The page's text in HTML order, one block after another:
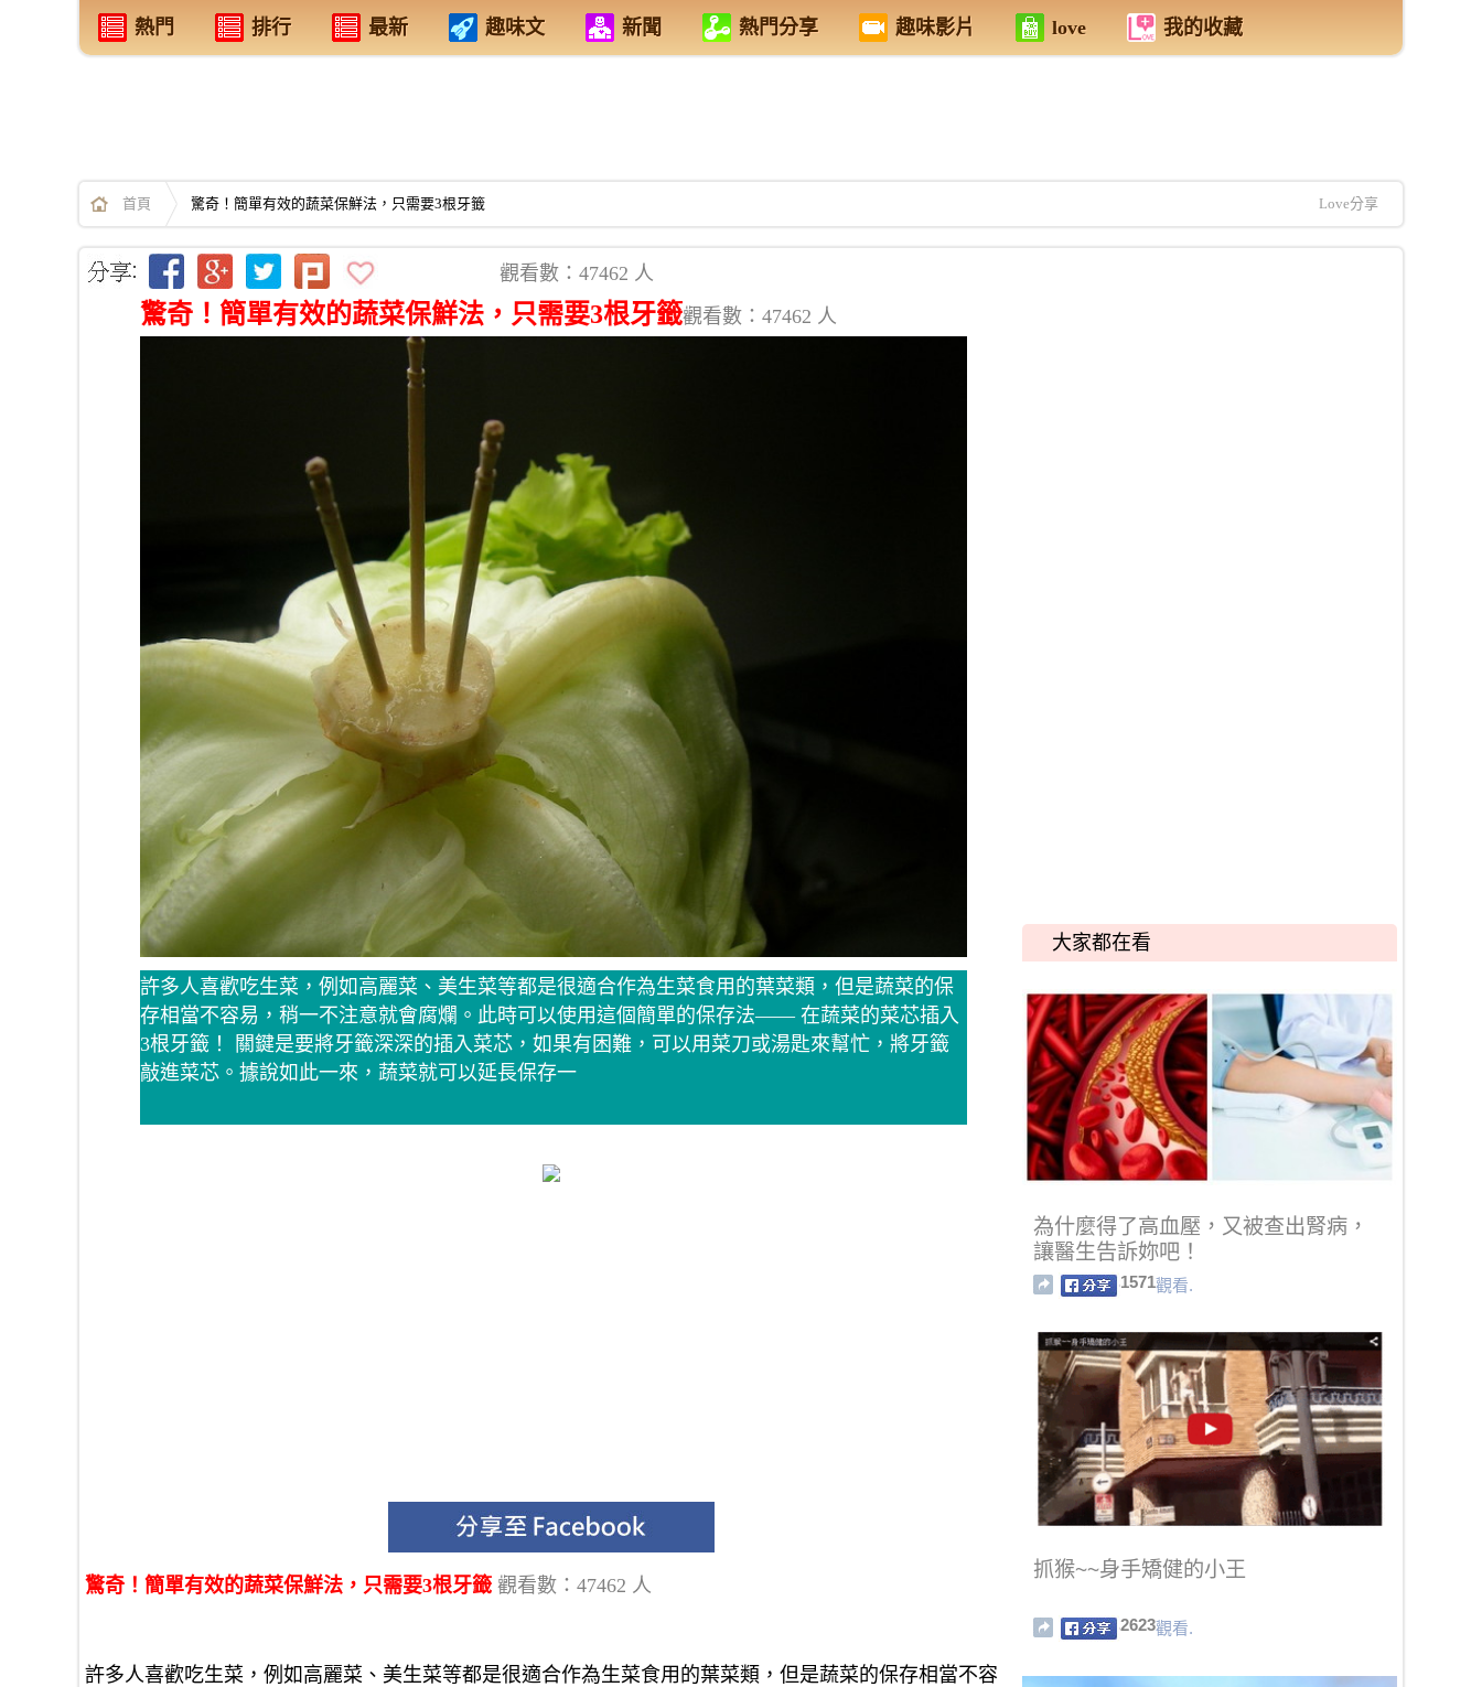
熱門 排行 最新 趣味文 新聞 熱門分享 趣味影片 love 我的收藏
首頁 驚奇！簡單有效的蔬菜保鮮法，只需要3根牙籤 Love分享
觀看數：47462 人
驚奇！簡單有效的蔬菜保鮮法，只需要3根牙籤觀看數：47462 人
許多人喜歡吃生菜，例如高麗菜、美生菜等都是很適合作為生菜食用的葉菜類，但是蔬菜的保
存相當不容易，稍一不注意就會腐爛。此時可以使用這個簡單的保存法—— 在蔬菜的菜芯插入
3根牙籤！ 關鍵是要將牙籤深深的插入菜芯，如果有困難，可以用菜刀或湯匙來幫忙，將牙籤
敲進菜芯。據說如此一來，蔬菜就可以延長保存一
驚奇！簡單有效的蔬菜保鮮法，只需要3根牙籤 觀看數：47462 人
許多人喜歡吃生菜，例如高麗菜、美生菜等都是很適合作為生菜食用的葉菜類，但是蔬菜的保存相當不容
大家都在看
為什麼得了高血壓，又被查出腎病，
讓醫生告訴妳吧！
1571觀看.
抓猴~~身手矯健的小王
2623觀看.